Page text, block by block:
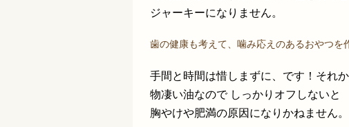
ジャーキーになりません。
歯の健康も考えて、噛み応えのあるおやつを
手間と時間は惜しまずに、です！それ
物凄い油なので しっかりオフしないと
胸やけや肥満の原因になりかねません。